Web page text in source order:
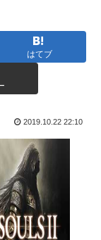
きな女性歌手、
過酷生活のな
しき遺体が見つ
だけど、どうす
機が異常接近し
たことないオ
「久々に」家
はてブ
2019.10.22 22:10